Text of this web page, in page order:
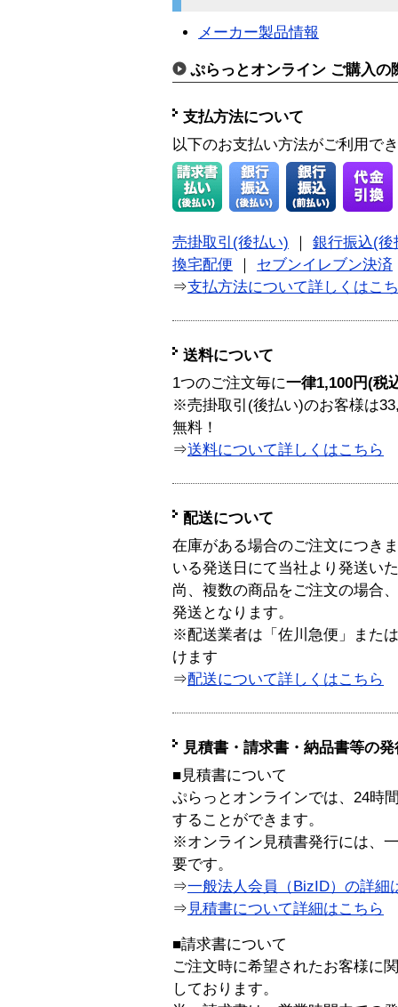
メーカー製品情報
ぷらっとオンライン ご購入の
支払方法について
以下のお支払い方法がご利用で
売掛取引(後払い) ｜ 銀行振込(後
換宅配便 ｜ セブンイレブン決済
⇒支払方法について詳しくはこ
送料について
1つのご注文毎に一律1,100円(税
※売掛取引(後払い)のお客様は
無料！
⇒送料について詳しくはこちら
配送について
在庫がある場合のご注文につき
いる発送日にて当社より発送い
尚、複数の商品をご注文の場合
発送となります。
※配送業者は「佐川急便」また
けます
⇒配送について詳しくはこちら
見積書・請求書・納品書等の
■見積書について
ぷらっとオンラインでは、24時
することができます。
※オンライン見積書発行には、
要です。
⇒一般法人会員（BizID）の詳細
⇒ 見積書について詳細はこちら
■請求書について
ご注文時に希望されたお客様に
しております。